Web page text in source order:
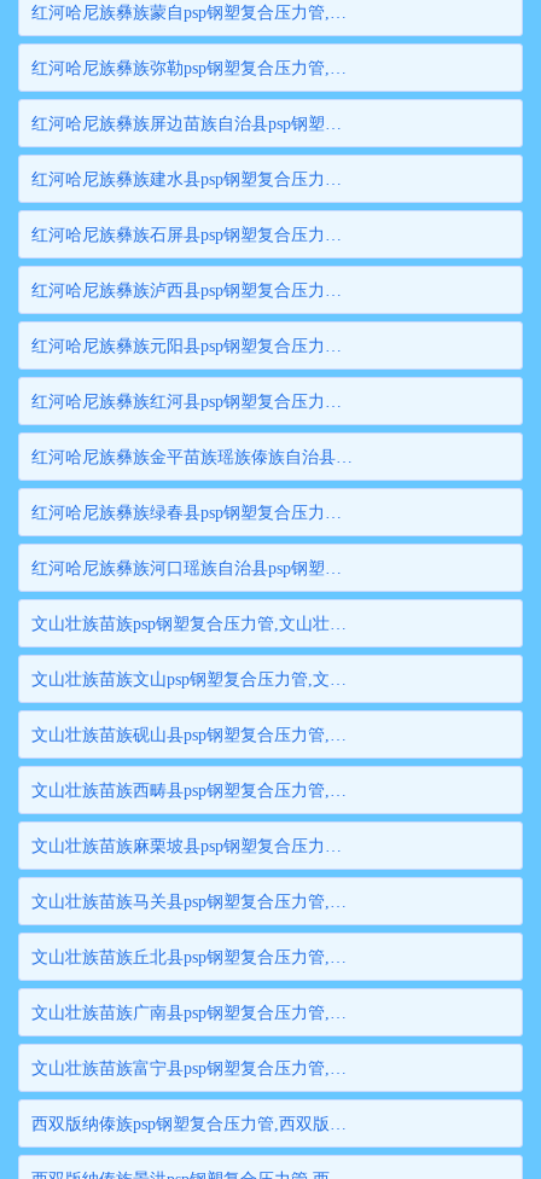
红河哈尼族彝族蒙自psp钢塑复合压力管,红河哈尼族彝族蒙自钢塑复合管,红河哈尼族彝族蒙自衬塑钢管,红河哈尼族彝族蒙自psp钢塑复合穿线管,红河哈尼族彝族蒙自内衬塑复合钢管
红河哈尼族彝族弥勒psp钢塑复合压力管,红河哈尼族彝族弥勒钢塑复合管,红河哈尼族彝族弥勒衬塑钢管,红河哈尼族彝族弥勒psp钢塑复合穿线管,红河哈尼族彝族弥勒内衬塑复合钢管
红河哈尼族彝族屏边苗族自治县psp钢塑复合压力管,红河哈尼族彝族屏边苗族自治县钢塑复合管,红河哈尼族彝族屏边苗族自治县衬塑钢管,红河哈尼族彝族屏边苗族自治县psp钢塑复合穿线管,红河哈尼族彝族屏边苗族自治县内衬塑复合钢管
红河哈尼族彝族建水县psp钢塑复合压力管,红河哈尼族彝族建水县钢塑复合管,红河哈尼族彝族建水县衬塑钢管,红河哈尼族彝族建水县psp钢塑复合穿线管,红河哈尼族彝族建水县内衬塑复合钢管
红河哈尼族彝族石屏县psp钢塑复合压力管,红河哈尼族彝族石屏县钢塑复合管,红河哈尼族彝族石屏县衬塑钢管,红河哈尼族彝族石屏县psp钢塑复合穿线管,红河哈尼族彝族石屏县内衬塑复合钢管
红河哈尼族彝族泸西县psp钢塑复合压力管,红河哈尼族彝族泸西县钢塑复合管,红河哈尼族彝族泸西县衬塑钢管,红河哈尼族彝族泸西县psp钢塑复合穿线管,红河哈尼族彝族泸西县内衬塑复合钢管
红河哈尼族彝族元阳县psp钢塑复合压力管,红河哈尼族彝族元阳县钢塑复合管,红河哈尼族彝族元阳县衬塑钢管,红河哈尼族彝族元阳县psp钢塑复合穿线管,红河哈尼族彝族元阳县内衬塑复合钢管
红河哈尼族彝族红河县psp钢塑复合压力管,红河哈尼族彝族红河县钢塑复合管,红河哈尼族彝族红河县衬塑钢管,红河哈尼族彝族红河县psp钢塑复合穿线管,红河哈尼族彝族红河县内衬塑复合钢管
红河哈尼族彝族金平苗族瑶族傣族自治县psp钢塑复合压力管,红河哈尼族彝族金平苗族瑶族傣族自治县钢塑复合管,红河哈尼族彝族金平苗族瑶族傣族自治县衬塑钢管,红河哈尼族彝族金平苗族瑶族傣族自治县psp钢塑复合穿线管,红河哈尼族彝族金平苗族瑶族傣族自治县内衬塑复合钢管
红河哈尼族彝族绿春县psp钢塑复合压力管,红河哈尼族彝族绿春县钢塑复合管,红河哈尼族彝族绿春县衬塑钢管,红河哈尼族彝族绿春县psp钢塑复合穿线管,红河哈尼族彝族绿春县内衬塑复合钢管
红河哈尼族彝族河口瑶族自治县psp钢塑复合压力管,红河哈尼族彝族河口瑶族自治县钢塑复合管,红河哈尼族彝族河口瑶族自治县衬塑钢管,红河哈尼族彝族河口瑶族自治县psp钢塑复合穿线管,红河哈尼族彝族河口瑶族自治县内衬塑复合钢管
文山壮族苗族psp钢塑复合压力管,文山壮族苗族钢塑复合管,文山壮族苗族衬塑钢管,文山壮族苗族psp钢塑复合穿线管,文山壮族苗族内衬塑复合钢管
文山壮族苗族文山psp钢塑复合压力管,文山壮族苗族文山钢塑复合管,文山壮族苗族文山衬塑钢管,文山壮族苗族文山psp钢塑复合穿线管,文山壮族苗族文山内衬塑复合钢管
文山壮族苗族砚山县psp钢塑复合压力管,文山壮族苗族砚山县钢塑复合管,文山壮族苗族砚山县衬塑钢管,文山壮族苗族砚山县psp钢塑复合穿线管,文山壮族苗族砚山县内衬塑复合钢管
文山壮族苗族西畴县psp钢塑复合压力管,文山壮族苗族西畴县钢塑复合管,文山壮族苗族西畴县衬塑钢管,文山壮族苗族西畴县psp钢塑复合穿线管,文山壮族苗族西畴县内衬塑复合钢管
文山壮族苗族麻栗坡县psp钢塑复合压力管,文山壮族苗族麻栗坡县钢塑复合管,文山壮族苗族麻栗坡县衬塑钢管,文山壮族苗族麻栗坡县psp钢塑复合穿线管,文山壮族苗族麻栗坡县内衬塑复合钢管
文山壮族苗族马关县psp钢塑复合压力管,文山壮族苗族马关县钢塑复合管,文山壮族苗族马关县衬塑钢管,文山壮族苗族马关县psp钢塑复合穿线管,文山壮族苗族马关县内衬塑复合钢管
文山壮族苗族丘北县psp钢塑复合压力管,文山壮族苗族丘北县钢塑复合管,文山壮族苗族丘北县衬塑钢管,文山壮族苗族丘北县psp钢塑复合穿线管,文山壮族苗族丘北县内衬塑复合钢管
文山壮族苗族广南县psp钢塑复合压力管,文山壮族苗族广南县钢塑复合管,文山壮族苗族广南县衬塑钢管,文山壮族苗族广南县psp钢塑复合穿线管,文山壮族苗族广南县内衬塑复合钢管
文山壮族苗族富宁县psp钢塑复合压力管,文山壮族苗族富宁县钢塑复合管,文山壮族苗族富宁县衬塑钢管,文山壮族苗族富宁县psp钢塑复合穿线管,文山壮族苗族富宁县内衬塑复合钢管
西双版纳傣族psp钢塑复合压力管,西双版纳傣族钢塑复合管,西双版纳傣族衬塑钢管,西双版纳傣族psp钢塑复合穿线管,西双版纳傣族内衬塑复合钢管